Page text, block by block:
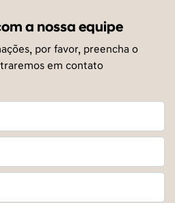
a nossa equipe
por favor, preencha o
em contato